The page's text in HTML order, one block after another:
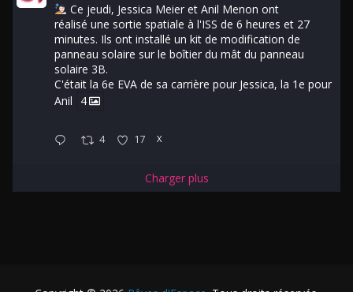
Ce jeudi, Jessica Meier et Anil Menon ont
réalisé une sortie spatiale à l'ISS de 6 heures et 27
minutes. Ils ont installé un kit de modification de
panneau solaire sur le boîtier du mât du panneau
solaire 3B.
C'était la 6e EVA de sa carrière pour Jessica, la 1e pour
Anil
4
4 17 X
Charger plus